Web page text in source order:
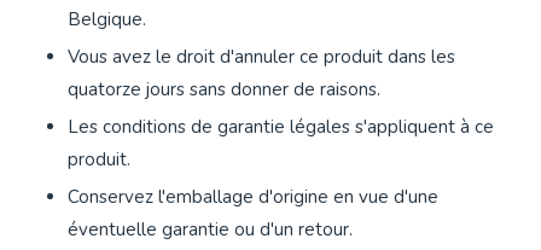
Belgique.
Vous avez le droit d'annuler ce produit dans les
quatorze jours sans donner de raisons.
Les conditions de garantie légales s'appliquent à ce
produit.
Conservez l'emballage d'origine en vue d'une
éventuelle garantie ou d'un retour.